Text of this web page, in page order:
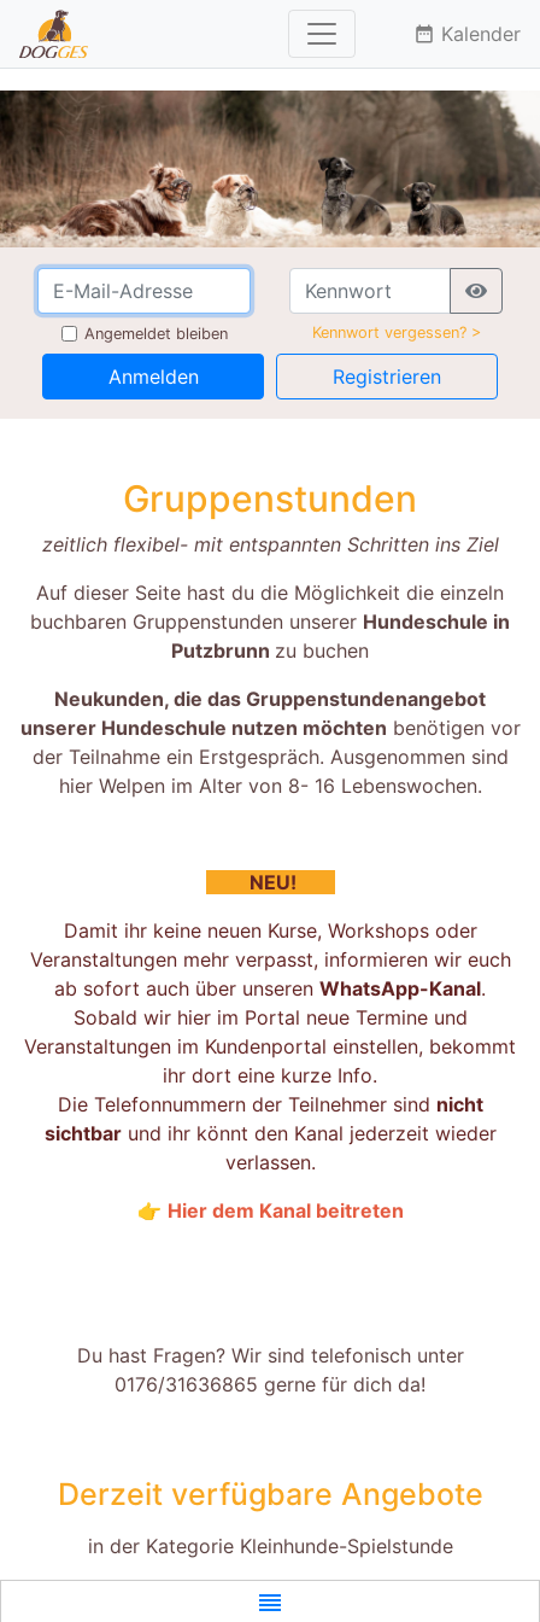
date_range Kalender
Angemeldet bleiben Kennwort vergessen? >
Anmelden Registrieren
Gruppenstunden
zeitlich flexibel- mit entspannten Schritten ins Ziel
Auf dieser Seite hast du die Möglichkeit die einzeln
buchbaren Gruppenstunden unserer Hundeschule in
Putzbrunn zu buchen
Neukunden, die das Gruppenstundenangebot
unserer Hundeschule nutzen möchten benötigen vor
der Teilnahme ein Erstgespräch. Ausgenommen sind
hier Welpen im Alter von 8- 16 Lebenswochen.
NEU!
Damit ihr keine neuen Kurse, Workshops oder
Veranstaltungen mehr verpasst, informieren wir euch
ab sofort auch über unseren WhatsApp-Kanal.
Sobald wir hier im Portal neue Termine und
Veranstaltungen im Kundenportal einstellen, bekommt
ihr dort eine kurze Info.
Die Telefonnummern der Teilnehmer sind nicht
sichtbarund ihr könnt den Kanal jederzeit wieder
verlassen.
👉 Hier dem Kanal beitreten
Du hast Fragen? Wir sind telefonisch unter
0176/31636865 gerne für dich da!
Derzeit verfügbare Angebote
in der Kategorie Kleinhunde-Spielstunde
reorder